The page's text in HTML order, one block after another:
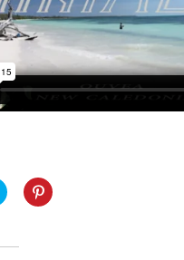
Cliquez
pour
dans
Cliquez
pour